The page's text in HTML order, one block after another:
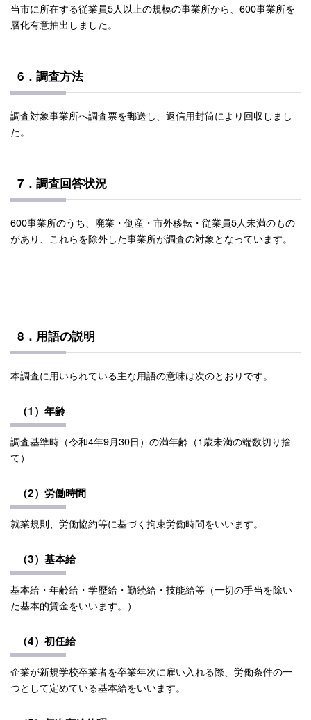
当市に所在する従業員5人以上の規模の事業所から、600事業所を
層化有意抽出しました。
6．調査方法
調査対象事業所へ調査票を郵送し、返信用封筒により回収しまし
た。
7．調査回答状況
600事業所のうち、廃業・倒産・市外移転・従業員5人未満のもの
があり、これらを除外した事業所が調査の対象となっています。
8．用語の説明
本調査に用いられている主な用語の意味は次のとおりです。
（1）年齢
調査基準時（令和4年9月30日）の満年齢（1歳未満の端数切り捨
て）
（2）労働時間
就業規則、労働協約等に基づく拘束労働時間をいいます。
（3）基本給
基本給・年齢給・学歴給・勤続給・技能給等（一切の手当を除い
た基本的賃金をいいます。）
（4）初任給
企業が新規学校卒業者を卒業年次に雇い入れる際、労働条件の一
つとして定めている基本給をいいます。